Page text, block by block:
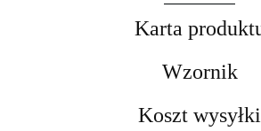
Karta
Wzornik
Koszt wysyłki